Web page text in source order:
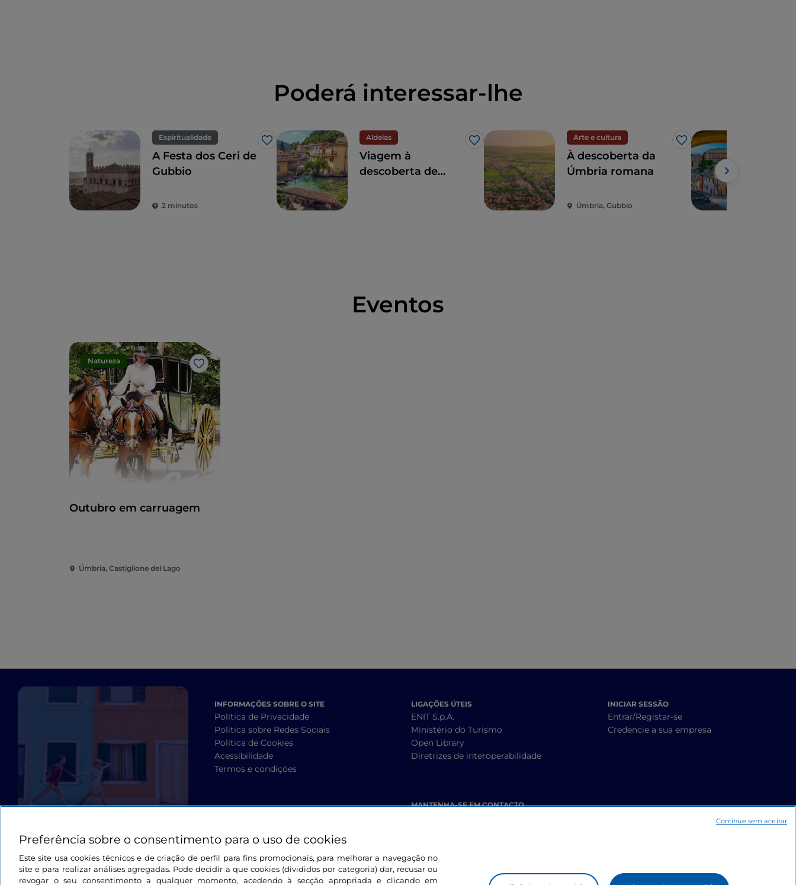
Poderá interessar-lhe
Espiritualidade
Gosto
A Festa dos Ceri de
Gubbio
2 minutos
Aldeias
Gosto
Viagem à
descoberta de
Arte e cultura
Gosto
À descoberta da
Úmbria romana
Úmbria, Gubbio
Eventos
Natureza
Gosto
Outubro em carruagem
Úmbria, Castiglione del Lago
INFORMAÇÕES SOBRE O SITE
Política de Privacidade
Política sobre Redes Sociais
Política de Cookies
Acessibilidade
Termos e condições
LIGAÇÕES ÚTEIS
ENIT S.p.A.
Ministério do Turismo
Open Library
Diretrizes de interoperabilidade
MANTENHA-SE EM CONTACTO
INICIAR SESSÃO
Entrar/Registar-se
Credencie a sua empresa
Preferência sobre o consentimento para o uso de cookies
Este site usa cookies técnicos e de criação de perfil para fins promocionais, para melhorar a navegação no
site e para realizar análises agregadas. Pode decidir a que cookies (divididos por categoria) dar, recusar ou
revogar o seu consentimento a qualquer momento, acedendo à secção apropriada e clicando em
Continue sem aceitar